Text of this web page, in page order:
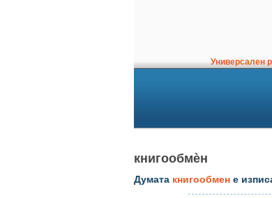
Универсален
книгообмѐн
Думата книгообмен е